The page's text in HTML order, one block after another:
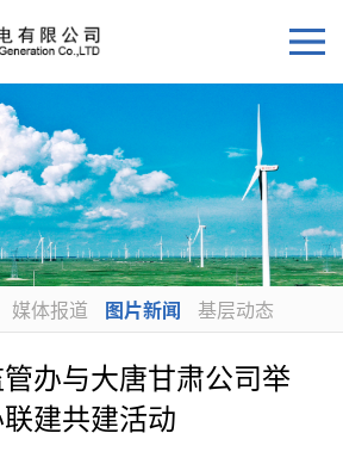
媒体报道 图片新闻 基层动态
办与大唐甘肃公司举
建共建活动